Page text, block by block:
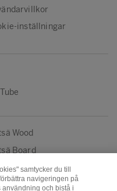
inställningar
Wood
Board
Spring
samtycker du till
navigeringen på
och bistå i